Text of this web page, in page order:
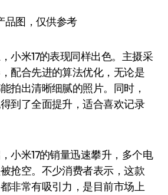
品图，仅供参考
米17的表现同样出色。主摄采
配合先进的算法优化，无论是
拍出清晰细腻的照片。同时，
到了全面提升，适合喜欢记录
米17的销量迅速攀升，多个电
抢空。不少消费者表示，这款
非常有吸引力，是目前市场上